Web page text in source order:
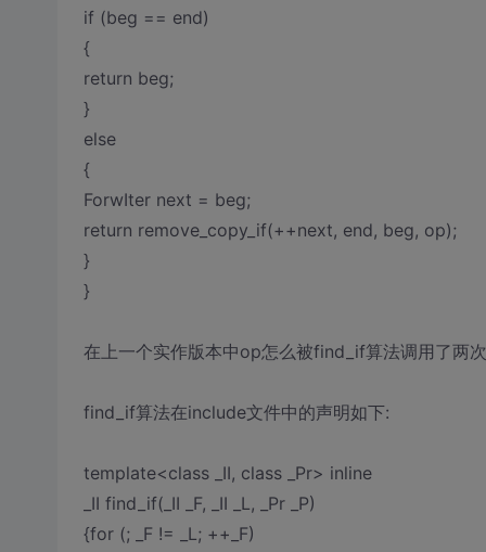
if (beg == end)
{
return beg;
}
else
{
ForwIter next = beg;
return remove_copy_if(++next, end, beg, op);
}
}
在上一个实作版本中op怎么被find_if算法调用了两
find_if算法在include文件中的声明如下:
template<class _II, class _Pr> inline
_II find_if(_II _F, _II _L, _Pr _P)
{for (; _F != _L; ++_F)